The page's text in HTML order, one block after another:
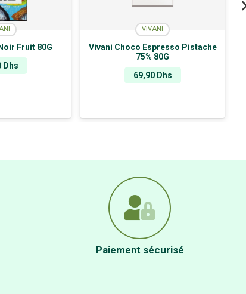
Fruit 80G
Dhs
VIVANI
Vivani Choco Espresso Pistache
75% 80G
69,90 Dhs
Paiement sécurisé